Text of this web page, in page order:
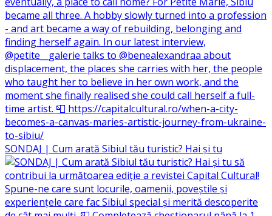
SONDAJ | Cum arată Sibiul tău turistic? Hai și tu